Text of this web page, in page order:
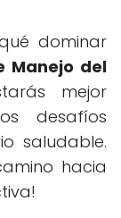
dominar
Manejo del
mejor
desafíos
saludable.
hacia